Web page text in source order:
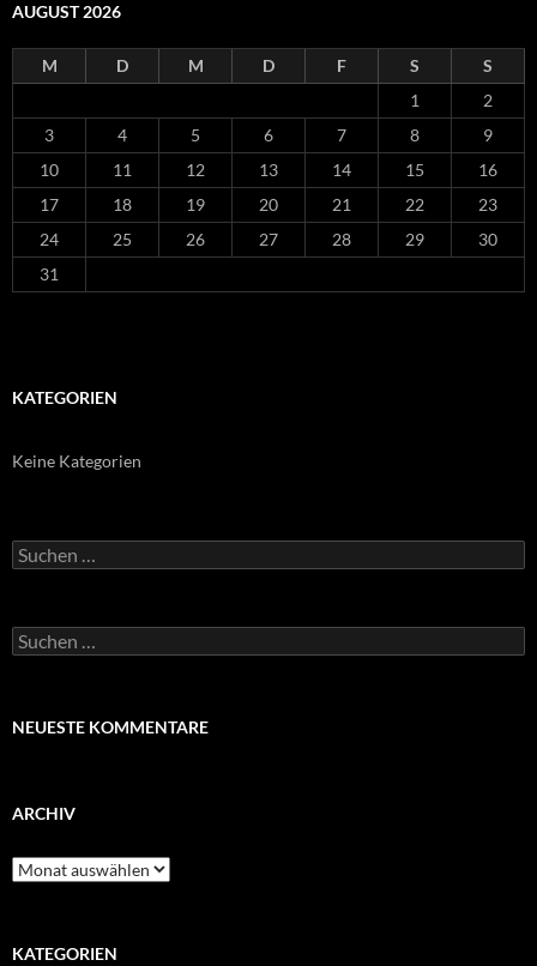
AUGUST 2026
M D M D F S
S
1
2
3
4 5 6 7 8
9
10
11 12 13 14 15
16
17
18 19 20 21 22
23
24
25 26 27 28 29
30
31
KATEGORIEN
Keine Kategorien
Suchen
nach:
Suchen
nach:
NEUESTE KOMMENTARE
ARCHIV
Archiv
KATEGORIEN